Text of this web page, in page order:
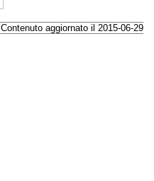
Contenuto aggiornato il 2015-06-29